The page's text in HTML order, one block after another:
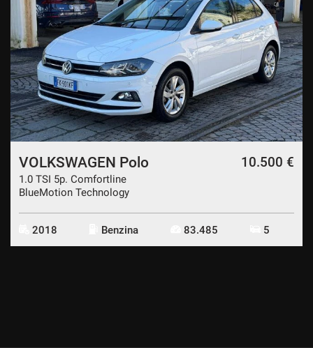
VOLKSWAGEN Polo
1.0 TSI 5p. Comfortline
BlueMotion Technology
10.500 €
2018 Benzina 83.485 5